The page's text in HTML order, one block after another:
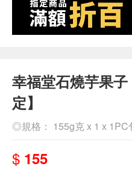
幸福堂石燒芋果
定】
◎規格： 155g克 x 1 x 1PC
$ 155